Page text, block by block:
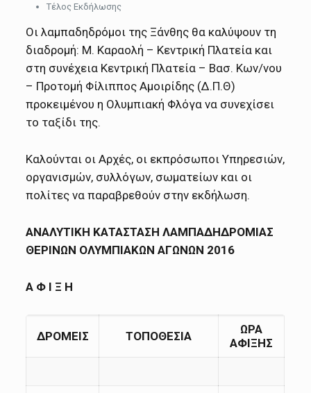
Τέλος Εκδήλωσης
Oι λαμπαδηδρόμοι της Ξάνθης θα καλύψουν τη
διαδρομή: Μ. Καραολή – Κεντρική Πλατεία και
στη συνέχεια Κεντρική Πλατεία – Βασ. Κων/νου
– Προτομή Φίλιππος Αμοιρίδης (Δ.Π.Θ)
προκειμένου η Ολυμπιακή Φλόγα να συνεχίσει
το ταξίδι της.
Καλούνται οι Αρχές, οι εκπρόσωποι Υπηρεσιών,
οργανισμών, συλλόγων, σωματείων και οι
πολίτες να παραβρεθούν στην εκδήλωση.
ΑΝΑΛΥΤΙΚΗ ΚΑΤΑΣΤΑΣΗ ΛΑΜΠΑΔΗΔΡΟΜΙΑΣ
ΘΕΡΙΝΩΝ ΟΛΥΜΠΙΑΚΩΝ ΑΓΩΝΩΝ 2016
Α Φ Ι Ξ Η
ΔΡΟΜΕΙΣ ΤΟΠΟΘΕΣΙΑ
ΩΡΑ
ΑΦΙΞΗΣ